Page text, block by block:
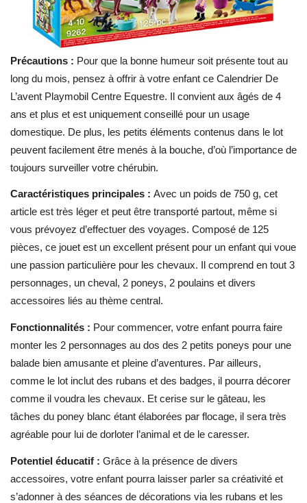
Précautions : Pour que la bonne humeur soit présente tout au
long du mois, pensez à offrir à votre enfant ce Calendrier De
L’avent Playmobil Centre Equestre. Il convient aux âgés de 4
ans et plus et est uniquement conseillé pour un usage
domestique. De plus, les petits éléments contenus dans le lot
peuvent facilement être menés à la bouche, d’où l’importance de
toujours surveiller votre chérubin.
Caractéristiques principales : Avec un poids de 750 g, cet
article est très léger et peut être transporté partout, même si
vous prévoyez d’effectuer des voyages. Composé de 125
pièces, ce jouet est un excellent présent pour un enfant qui voue
une passion particulière pour les chevaux. Il comprend en tout 3
personnages, un cheval, 2 poneys, 2 poulains et divers
accessoires liés au thème central.
Fonctionnalités : Pour commencer, votre enfant pourra faire
monter les 2 personnages au dos des 2 petits poneys pour une
balade bien amusante et pleine d’aventures. Par ailleurs,
comme le lot inclut des rubans et des badges, il pourra décorer
comme il voudra les chevaux. Et cerise sur le gâteau, les
tâches du poney blanc étant élaborées par flocage, il sera très
agréable pour lui de dorloter l’animal et de le caresser.
Potentiel éducatif : Grâce à la présence de divers
accessoires, votre enfant pourra laisser parler sa créativité et
s’adonner à des séances de décorations via les rubans et les